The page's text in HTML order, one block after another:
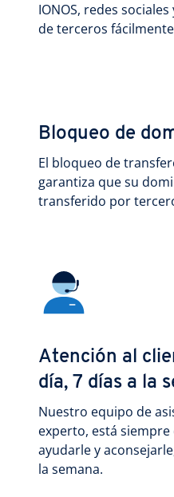
IONOS, redes
de terceros
Bloqueo de
El bloqueo de
garantiza que su
transferido por
Atención al
día, 7 días a la
Nuestro equipo de
experto, está
ayudarle y
la semana.